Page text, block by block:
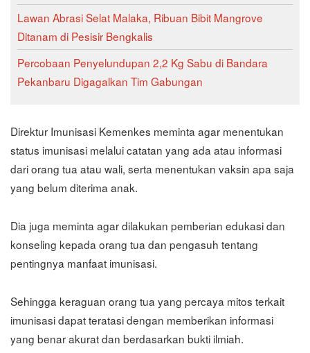
Lawan Abrasi Selat Malaka, Ribuan Bibit Mangrove
Ditanam di Pesisir Bengkalis
Percobaan Penyelundupan 2,2 Kg Sabu di Bandara
Pekanbaru Digagalkan Tim Gabungan
Direktur Imunisasi Kemenkes meminta agar menentukan
status imunisasi melalui catatan yang ada atau informasi
dari orang tua atau wali, serta menentukan vaksin apa saja
yang belum diterima anak.
Dia juga meminta agar dilakukan pemberian edukasi dan
konseling kepada orang tua dan pengasuh tentang
pentingnya manfaat imunisasi.
Sehingga keraguan orang tua yang percaya mitos terkait
imunisasi dapat teratasi dengan memberikan informasi
yang benar akurat dan berdasarkan bukti ilmiah.